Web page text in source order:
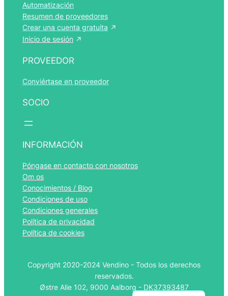
Automatización
Resumen de proveedores
Crear una cuenta gratuita
Inicio de sesión
PROVEEDOR
Conviértase en proveedor
SOCIO
INFORMACIÓN
Póngase en contacto con nosotros
Om os
Conocimientos / Blog
Condiciones de uso
Condiciones generales
Política de privacidad
Política de cookies
Copyright 2020-2024 Vendino - Todos los derechos
reservados.
Østre Alle 102, 9000 Aalborg - DK37393487
Dansk
English (UK)